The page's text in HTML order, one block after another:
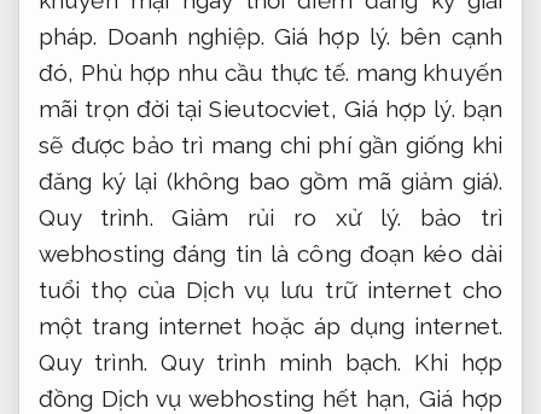
pháp. Doanh nghiệp. Giá hợp lý. bên cạnh
đó, Phù hợp nhu cầu thực tế. mang khuyến
mãi trọn đời tại Sieutocviet, Giá hợp lý. bạn
sẽ được bảo trì mang chi phí gần giống khi
đăng ký lại (không bao gồm mã giảm giá).
Quy trình.
Giảm rủi ro xử lý. bảo trì
webhosting đáng tin là công đoạn kéo dài
tuổi thọ của Dịch vụ lưu trữ internet cho
một trang internet hoặc áp dụng internet.
Quy trình. Quy trình minh bạch. Khi hợp
đồng Dịch vụ webhosting hết hạn, Giá hợp